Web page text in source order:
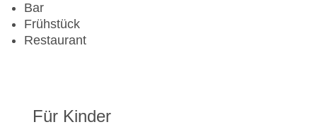
Bar
Frühstück
Restaurant
Für Kinder